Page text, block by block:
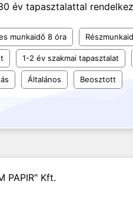
év tapasztalattal
munkaidő 8 óra
1-2 év szakmai tapasztalat
Általános Beosztott
PAPIR" Kft.